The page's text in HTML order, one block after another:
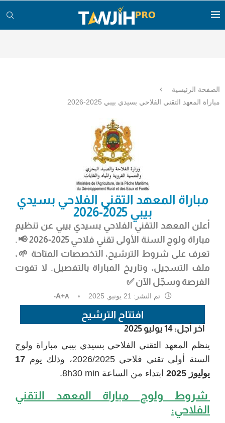
الصفحة الرئيسية
مباراة المعهد التقني الفلاحي بسيدي بيبي 2025-2026
مباراة المعهد التقني الفلاحي بسيدي
بيبي 2025-2026
أعلن المعهد التقني الفلاحي بسيدي بيبي عن تنظيم
مباراة ولوج السنة الأولى تقني فلاحي 2025-2026
📢.
تعرف على شروط الترشيح، التخصصات المتاحة 🌱،
ملف التسجيل، وتاريخ المباراة بالتفصيل. لا تفوت
الفرصة وسجّل الآن ✅
تم النشر: A+A-
افتتاح الترشيح
آخر أجل: 14 يوليو 2025
ينظم المعهد التقني الفلاحي بسيدي بيبي مباراة ولوج
السنة أولى تقني فلاحي 2026/2025، وذلك يوم
17
يوليوز 2025
ابتداء من الساعة 8h30 min.
شروط ولوج مباراة المعهد التقني
الفلاحي: